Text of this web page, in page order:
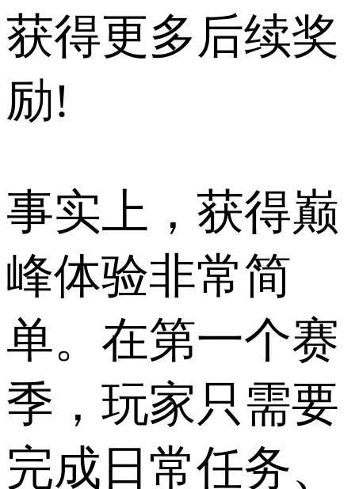
获得更多后续奖
励!
事实上，获得巅
峰体验非常简
单。在第一个赛
季，玩家只需要
完成日常任务、